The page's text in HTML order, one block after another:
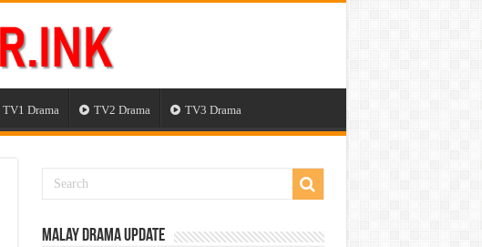
TV1 Drama TV2 Drama TV3 Drama
Malay Drama Update